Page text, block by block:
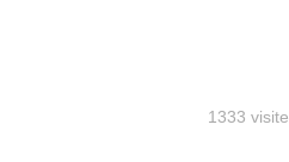
1333 visite